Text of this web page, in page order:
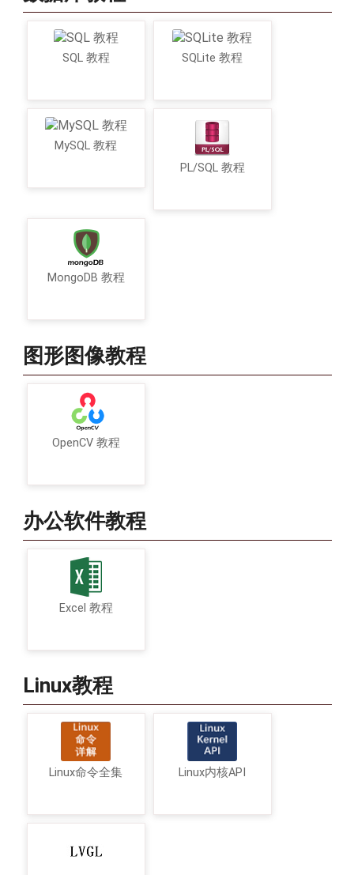
SQL 教程 SQLite 教程
MySQL 教程
PL/SQL 教程
MongoDB 教程
图形图像教程
OpenCV 教程
办公软件教程
Excel 教程
Linux教程
Linux命令全集 Linux内核API